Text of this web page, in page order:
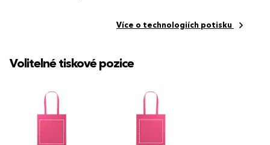
Více o technologiích potisku
Volitelné tiskové pozice